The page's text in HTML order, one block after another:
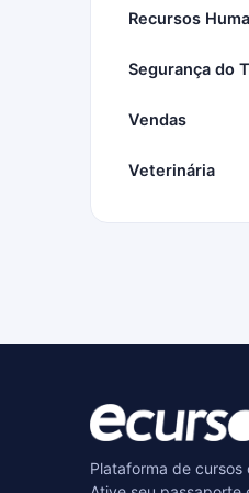
Recursos
Segurança do
Vendas
Veterinária
Plataforma de